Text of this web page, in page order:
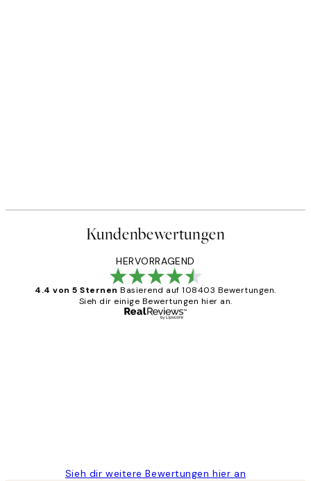
Kundenbewertungen
HERVORRAGEND
4.4 von 5 Sternen Basierend auf 108403 Bewertungen.
Sieh dir einige Bewertungen hier an.
Sieh dir weitere Bewertungen hier an